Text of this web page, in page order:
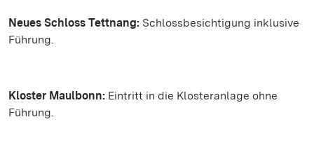
Neues Schloss Tettnang: Schlossbesichtigung inklusive
Führung.
Kloster Maulbonn: Eintritt in die Klosteranlage ohne
Führung.